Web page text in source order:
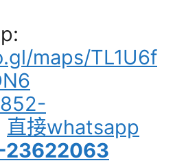
maps/TL1U6f
直接whatsapp
23622063